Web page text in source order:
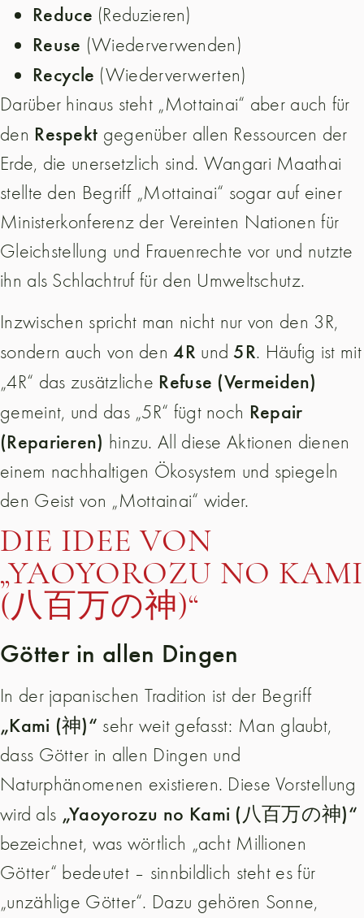
Reduce (Reduzieren)
Reuse (Wiederverwenden)
Recycle (Wiederverwerten)
Darüber hinaus steht „Mottainai“ aber auch für
den Respekt gegenüber allen Ressourcen der
Erde, die unersetzlich sind. Wangari Maathai
stellte den Begriff „Mottainai“ sogar auf einer
Ministerkonferenz der Vereinten Nationen für
Gleichstellung und Frauenrechte vor und nutzte
ihn als Schlachtruf für den Umweltschutz.
Inzwischen spricht man nicht nur von den 3R,
sondern auch von den4R und5R. Häufig ist mit
„4R“ das zusätzliche Refuse (Vermeiden)
gemeint, und das „5R“ fügt noch Repair
(Reparieren) hinzu. All diese Aktionen dienen
einem nachhaltigen Ökosystem und spiegeln
den Geist von „Mottainai“ wider.
DIE IDEE VON
„YAOYOROZU NO KAMI
(八百万の神)“
Götter in allen Dingen
In der japanischen Tradition ist der Begriff
„Kami (神)“ sehr weit gefasst: Man glaubt,
dass Götter in allen Dingen und
Naturphänomenen existieren. Diese Vorstellung
wird als „Yaoyorozu no Kami (八百万の神)“
bezeichnet, was wörtlich „acht Millionen
Götter“ bedeutet – sinnbildlich steht es für
„unzählige Götter“. Dazu gehören Sonne,